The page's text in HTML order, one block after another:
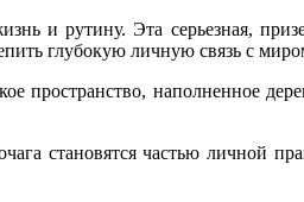
и рутину. Эта серьезная,
глубокую личную связь с
наполненное
становятся частью личной